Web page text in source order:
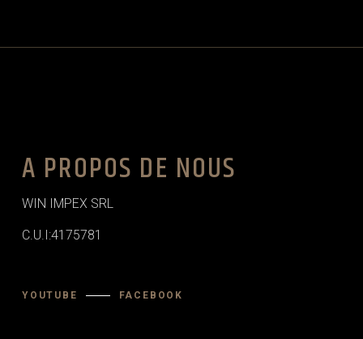
A PROPOS DE NOUS
WIN IMPEX SRL
C.U.I:4175781
YOUTUBE FACEBOOK